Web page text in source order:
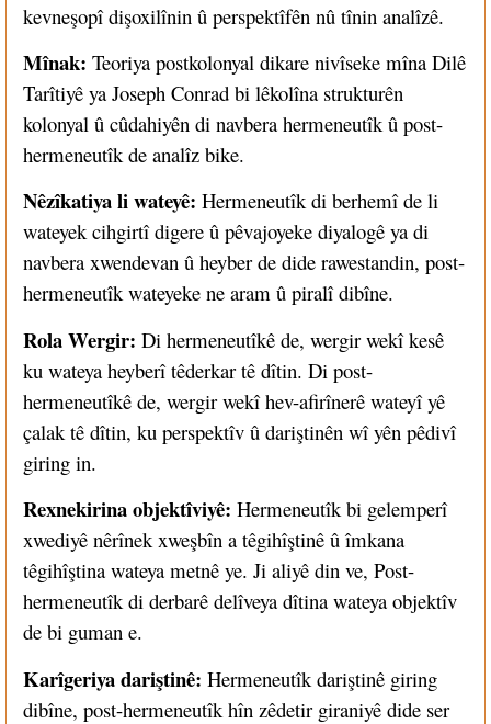
kevneşopî dişoxilînin û perspektîfên nû tînin analîzê.
Mînak: Teoriya postkolonyal dikare nivîseke mîna Dilê
Tarîtiyê ya Joseph Conrad bi lêkolîna strukturên
kolonyal û cûdahiyên di navbera hermeneutîk û post-
hermeneutîk de analîz bike.
Nêzîkatiya li wateyê: Hermeneutîk di berhemî de li
wateyek cihgirtî digere û pêvajoyeke diyalogê ya di
navbera xwendevan û heyber de dide rawestandin, post-
hermeneutîk wateyeke ne aram û piralî dibîne.
Rola Wergir: Di hermeneutîkê de, wergir wekî kesê
ku wateya heyberî têderkar tê dîtin. Di post-
hermeneutîkê de, wergir wekî hev-afirînerê wateyî yê
çalak tê dîtin, ku perspektîv û dariştinên wî yên pêdivî
giring in.
Rexnekirina objektîviyê: Hermeneutîk bi gelemperî
xwediyê nêrînek xweşbîn a têgihîştinê û îmkana
têgihîştina wateya metnê ye. Ji aliyê din ve, Post-
hermeneutîk di derbarê delîveya dîtina wateya objektîv
de bi guman e.
Karîgeriya dariştinê: Hermeneutîk dariştinê giring
dibîne, post-hermeneutîk hîn zêdetir giraniyê dide ser